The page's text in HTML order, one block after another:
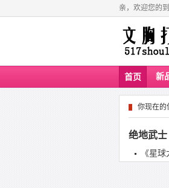
亲，欢迎您的
首页 新
你现在的
绝地武士
《星